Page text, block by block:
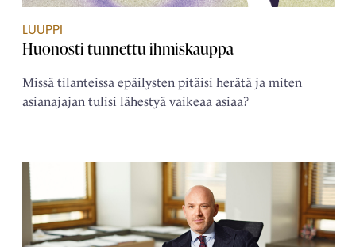
LUUPPI
Huonosti tunnettu ihmiskauppa
Missä tilanteissa epäilysten pitäisi herätä ja miten
asianajajan tulisi lähestyä vaikeaa asiaa?